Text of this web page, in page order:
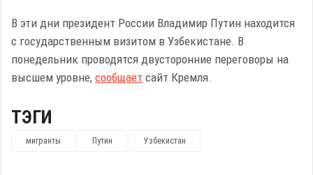
В эти дни президент России Владимир Путин находится
с государственным визитом в Узбекистане. В
понедельник проводятся двусторонние переговоры на
высшем уровне, сообщает сайт Кремля.
ТЭГИ
мигранты Путин Узбекистан